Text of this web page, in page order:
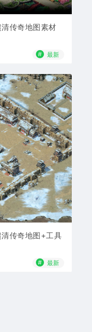
传奇地图素材
# 最新
传奇地图+工具
# 最新